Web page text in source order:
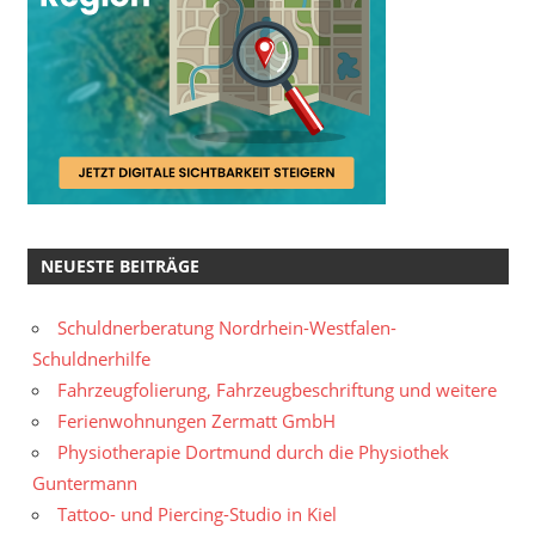
NEUESTE BEITRÄGE
Schuldnerberatung Nordrhein-Westfalen-
Schuldnerhilfe
Fahrzeugfolierung, Fahrzeugbeschriftung und weitere
Ferienwohnungen Zermatt GmbH
Physiotherapie Dortmund durch die Physiothek
Guntermann
Tattoo- und Piercing-Studio in Kiel